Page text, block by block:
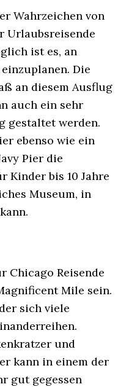
Wahrzeichen von
Urlaubsreisende
ist es, an
Die
an diesem Ausflug
auch ein sehr
gestaltet werden.
ebenso wie ein
Pier die
Kinder bis 10 Jahre
Museum, in
Chicago Reisende
Mile sein.
sich viele
und
kann in einem der
gut gegessen